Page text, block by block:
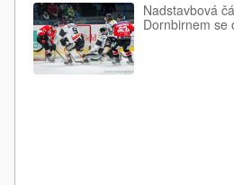
Nadstavbová
Dornbirnem se